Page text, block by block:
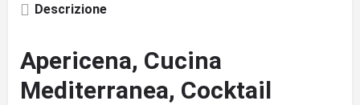
Descrizione
Apericena, Cucina
Mediterranea, Cocktail